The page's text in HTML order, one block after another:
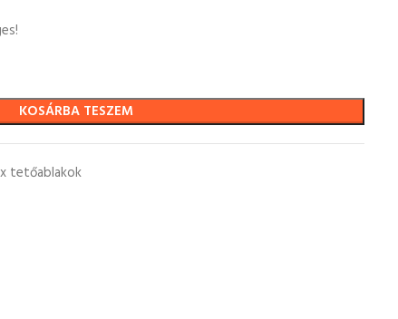
KOSÁRBA TESZEM
tetőablakok